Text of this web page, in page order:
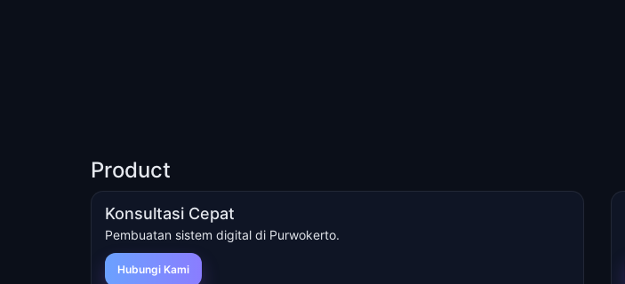
Product
Konsultasi Cepat
Pembuatan sistem digital di Purwokerto.
Hubungi Kami